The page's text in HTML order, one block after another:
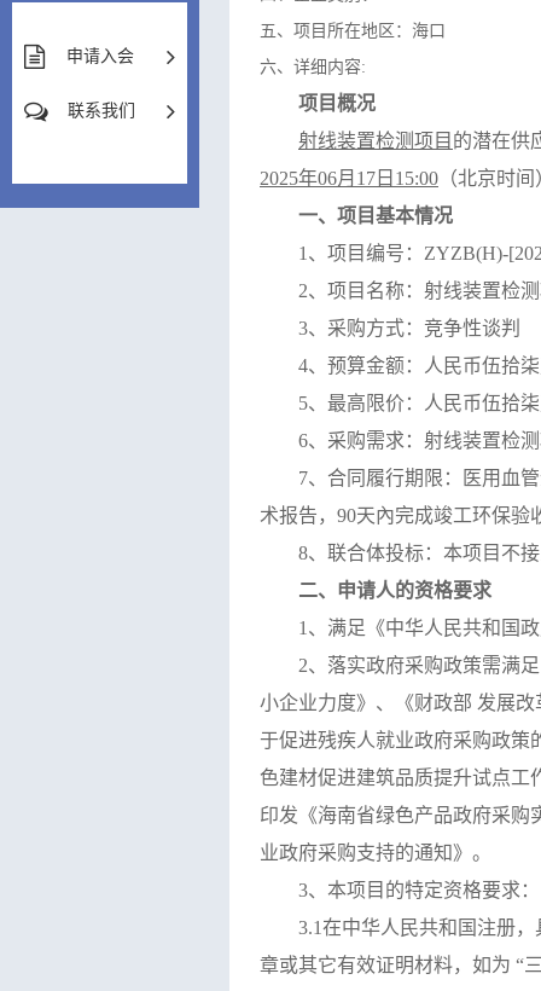
申请入会
联系我们
五、项目所在地区：海口
六、详细内容:
项目概况
射线装置检测项目 的潜在供
2025年06月 1 7 日 1 5:00 （北京时
一、项目基本情况
1 、项目编号： ZYZB(H)-
2、项目名称： 射线装置检
3、采购方式：竞争性谈判
4、预算金额：
人民币伍拾
5、最高限价：
人民币伍拾
6、采购需求： 射线装置检
7、合同履行期限：
医用血
术报告， 90天內完成竣工环保验
8、联合体投标：本项目不
二、申请人的资格要求
1 、满足《中华人民共和国
2、落实政府采购政策需满
小企业力度》、《财政部 发展
于促进残疾人就业政府采购政策
色建材促进建筑品质提升试点工
印发《海南省绿色产品政府采购
业政府采购支持的通知》。
3、本项目的特定资格要求：
3.1在中华人民共和国注册
章或其它有效证明材料，如为 “